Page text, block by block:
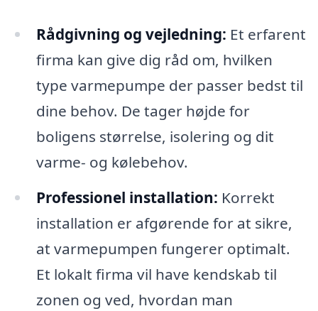
Rådgivning og vejledning: Et erfarent
firma kan give dig råd om, hvilken
type varmepumpe der passer bedst til
dine behov. De tager højde for
boligens størrelse, isolering og dit
varme- og kølebehov.
Professionel installation: Korrekt
installation er afgørende for at sikre,
at varmepumpen fungerer optimalt.
Et lokalt firma vil have kendskab til
zonen og ved, hvordan man